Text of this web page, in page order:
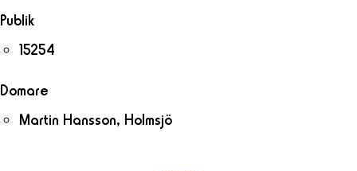
Publik
15254
Domare
Martin Hansson, Holmsjö